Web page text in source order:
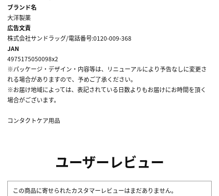
ブランド名
大洋製薬
広告文責
株式会社サンドラッグ/電話番号:0120-009-368
JAN
4975175050098x2
※パッケージ・デザイン・内容等は、リニューアルにより予告なしに変更さ
れる場合がありますので、予めご了承ください。
※お届け地域によっては、表記されている日数よりもお届けにお時間を頂く
場合がございます。
コンタクトケア用品
ユーザーレビュー
この商品に寄せられたカスタマーレビューはまだありません。